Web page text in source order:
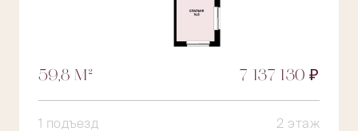
59,8 М² 7 137 130 ₽
1 подъезд 2 этаж